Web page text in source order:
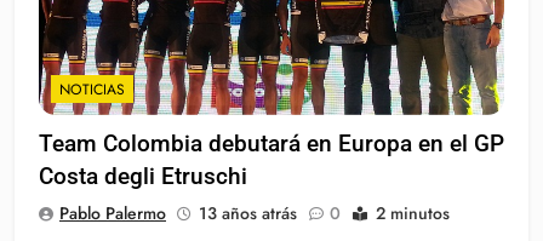
NOTICIAS
Team Colombia debutará en Europa en el GP
Costa degli Etruschi
Pablo Palermo 13 años atrás 0 2 minutos